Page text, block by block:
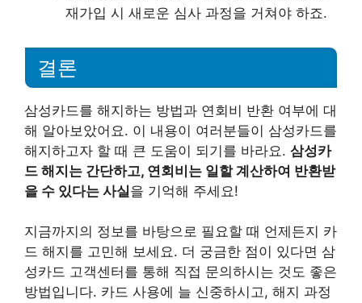
재가입 시 새로운 심사 과정을 거쳐야 하죠.
결론
삼성카드를 해지하는 방법과 연회비 반환 여부에 대
해 알아보았어요. 이 내용이 여러분들이 삼성카드를
해지하고자 할 때 큰 도움이 되기를 바라요. 삼성카
드 해지는 간단하고, 연회비는 일할 계산하여 반환받
을 수 있다는 사실을 기억해 주세요!
지금까지의 정보를 바탕으로 필요할 때 언제든지 카
드 해지를 고민해 보세요. 더 궁금한 점이 있다면 삼
성카드 고객센터를 통해 직접 문의하시는 것도 좋은
방법입니다. 카드 사용에 늘 신중하시고, 해지 과정